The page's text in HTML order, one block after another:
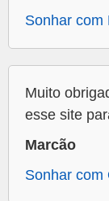
Sonhar com
Muito
esse site
Marcão
Sonhar com